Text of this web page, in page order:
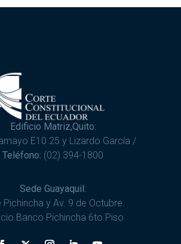
Edificio Matriz,Quito:
E10 25 y Lizardo García /
Teléfono: (02) 394-1800
Sede Guayaquil:
Pichincha y Av. 9 de Octubre.
Banco Pichincha 6to Piso